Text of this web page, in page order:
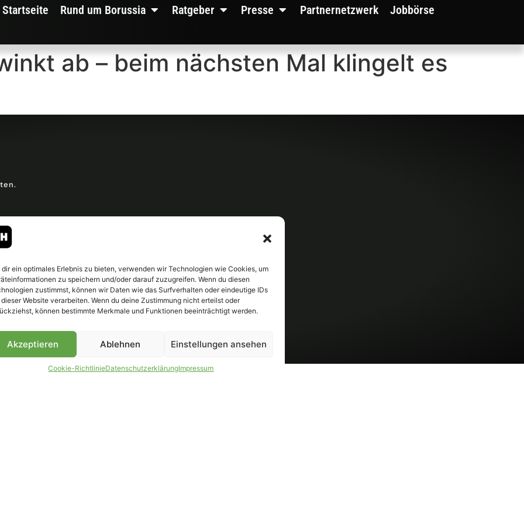
dir ein optimales Erlebnis zu bieten, verwenden wir Technologien wie Cookies, um
zu speichern und/oder darauf zuzugreifen. Wenn du diesen
zustimmst, können wir Daten wie das Surfverhalten oder eindeutige IDs
Website verarbeiten. Wenn du deine Zustimmung nicht erteilst oder
können bestimmte Merkmale und Funktionen beeinträchtigt werden.
Akzeptieren Ablehnen Einstellungen ansehen
Cookie-RichtlinieDatenschutzerklärungImpressum
Startseite Rund um Borussia Ratgeber Presse Partnernetzwerk Jobbörse
ab – beim nächsten Mal klingelt es